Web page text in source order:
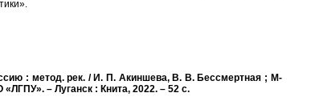
: метод. рек. / И. П. Акиншева, В. В. Бессмертная ; М-
– Луганск : Книта, 2022. – 52 с.